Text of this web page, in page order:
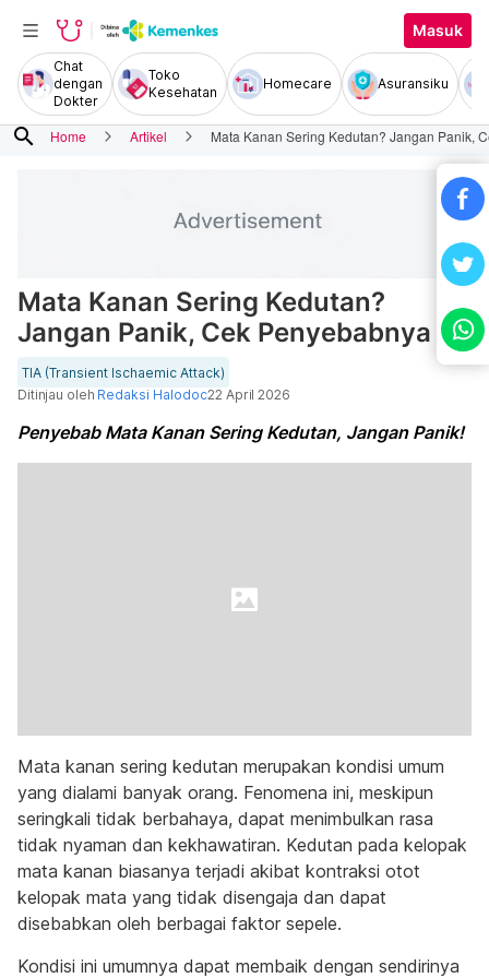
Masuk
Chat
dengan
Dokter
Toko
Kesehatan
Homecare Asuransiku
search Home Artikel Mata Kanan Sering Kedutan? Jangan Panik,
Mata Kanan Sering Kedutan?
Jangan Panik, Cek Penyebabnya
TIA (Transient Ischaemic Attack)
Ditinjau oleh Redaksi Halodoc22 April 2026
Penyebab Mata Kanan Sering Kedutan, Jangan Panik!
Mata kanan sering kedutan merupakan kondisi umum
yang dialami banyak orang. Fenomena ini, meskipun
seringkali tidak berbahaya, dapat menimbulkan rasa
tidak nyaman dan kekhawatiran. Kedutan pada kelopak
mata kanan biasanya terjadi akibat kontraksi otot
kelopak mata yang tidak disengaja dan dapat
disebabkan oleh berbagai faktor sepele.
Kondisi ini umumnya dapat membaik dengan sendirinya